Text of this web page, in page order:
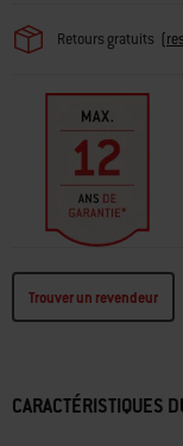
Retours gratuits (
Trouver un revendeur
CARACTÉRISTIQUES